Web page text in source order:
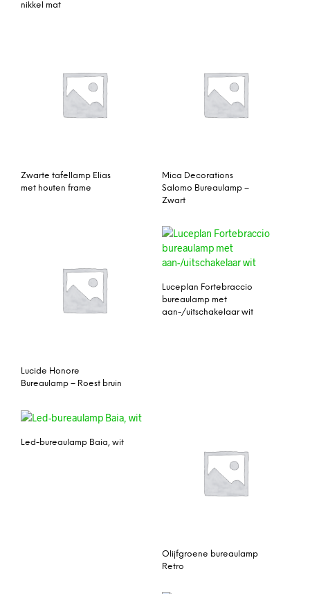
nikkel mat
Zwarte tafellamp Elias
met houten frame
Mica Decorations
Salomo Bureaulamp –
Zwart
Lucide Honore
Bureaulamp – Roest bruin
Luceplan Fortebraccio
bureaulamp met
aan-/uitschakelaar wit
Led-bureaulamp Baia, wit
Olijfgroene bureaulamp
Retro